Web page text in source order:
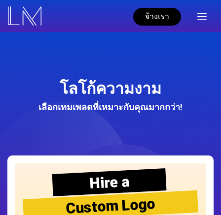
จ้างเรา
โลโก้ความงาม
เลือกเทมเพลตที่เหมาะกับคุณมากกว่า!
Hire a
Custom Logo